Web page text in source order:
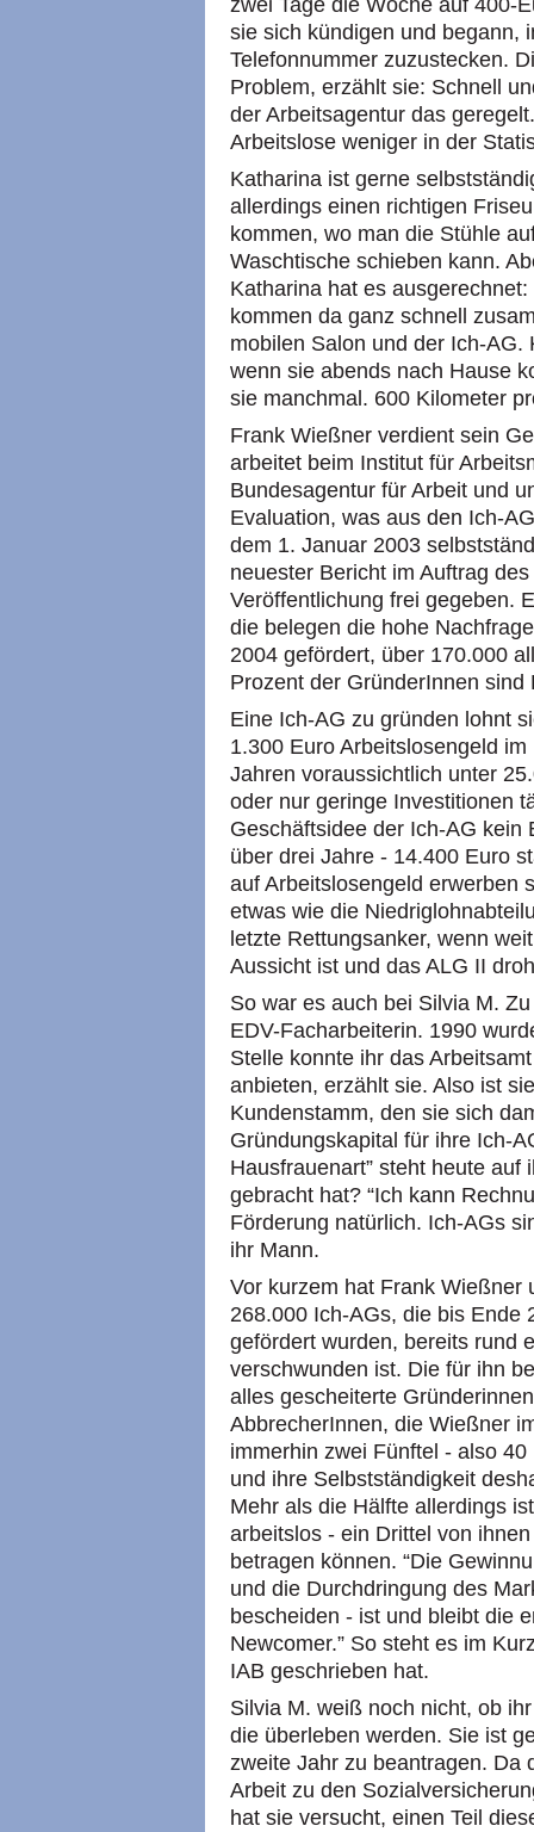
zwei Tage die Woche auf 400-
sie sich kündigen und begann,
Telefonnummer zuzustecken.
Problem, erzählt sie: Schnell
der Arbeitsagentur das
Arbeitslose weniger in der
Katharina ist gerne
allerdings einen richtigen
kommen, wo man die Stühle
Waschtische schieben kann.
Katharina hat es
kommen da ganz schnell
mobilen Salon und der Ich-
wenn sie abends nach Hause
sie manchmal. 600 Kilometer
Frank Wießner verdient sein
arbeitet beim Institut für
Bundesagentur für Arbeit und
Evaluation, was aus den Ich-
dem 1. Januar 2003
neuester Bericht im Auftrag
Veröffentlichung frei gegeben.
die belegen die hohe
2004 gefördert, über 170.000
Prozent der GründerInnen sind
Eine Ich-AG zu gründen lohnt
1.300 Euro Arbeitslosengeld
Jahren voraussichtlich unter
oder nur geringe Investitionen
Geschäftsidee der Ich-AG kein
über drei Jahre - 14.400 Euro
auf Arbeitslosengeld erwerben
etwas wie die
letzte Rettungsanker, wenn
Aussicht ist und das ALG II
So war es auch bei Silvia M.
EDV-Facharbeiterin. 1990
Stelle konnte ihr das
anbieten, erzählt sie. Also ist
Kundenstamm, den sie sich
Gründungskapital für ihre Ich-
Hausfrauenart” steht heute
gebracht hat? “Ich kann
Förderung natürlich. Ich-AGs
ihr Mann.
Vor kurzem hat Frank Wießner
268.000 Ich-AGs, die bis Ende
gefördert wurden, bereits rund
verschwunden ist. Die für ihn
alles gescheiterte
AbbrecherInnen, die Wießner
immerhin zwei Fünftel - also
und ihre Selbstständigkeit
Mehr als die Hälfte allerdings
arbeitslos - ein Drittel von
betragen können. “Die
und die Durchdringung des
bescheiden - ist und bleibt die
Newcomer.” So steht es im
IAB geschrieben hat.
Silvia M. weiß noch nicht, ob
die überleben werden. Sie ist
zweite Jahr zu beantragen. Da
Arbeit zu den
hat sie versucht, einen Teil